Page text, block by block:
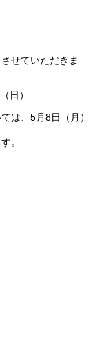
せていただきま
日）
は、5月8日（月）
。